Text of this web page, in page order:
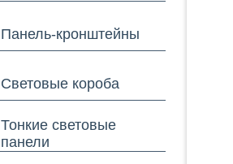
Панель-кронштейны
Световые короба
Тонкие световые
панели